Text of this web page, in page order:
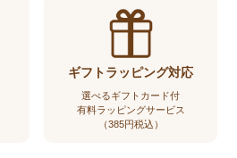
ギフトラッピング対応
選べるギフトカード付
有料ラッピングサービス
（385円税込）